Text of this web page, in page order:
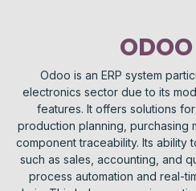
ODOO
Odoo is an ERP system
electronics sector due to its
features. It offers solutions
production planning, purchasing
component traceability. Its ability
such as sales, accounting, and
process automation and real-